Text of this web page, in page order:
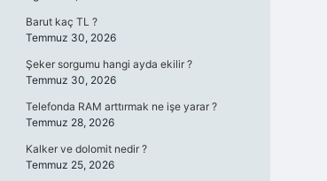
Barut kaç TL ?
Temmuz 30, 2026
Şeker sorgumu hangi ayda ekilir ?
Temmuz 30, 2026
Telefonda RAM arttırmak ne işe yarar ?
Temmuz 28, 2026
Kalker ve dolomit nedir ?
Temmuz 25, 2026